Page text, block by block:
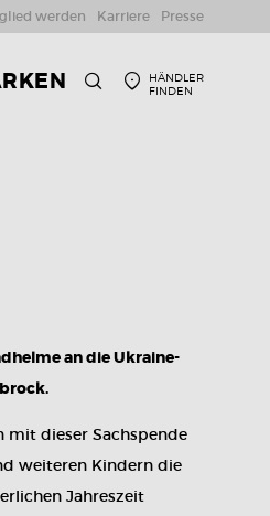
HÄNDLER
FINDEN
werden Karriere Presse
an die Ukraine-
mit dieser Sachspende
weiteren Kindern die
Jahreszeit